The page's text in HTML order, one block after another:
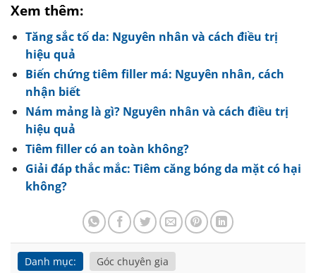
Xem thêm:
Tăng sắc tố da: Nguyên nhân và cách điều trị
hiệu quả
Biến chứng tiêm filler má: Nguyên nhân, cách
nhận biết
Nám mảng là gì? Nguyên nhân và cách điều trị
hiệu quả
Tiêm filler có an toàn không?
Giải đáp thắc mắc: Tiêm căng bóng da mặt có hại
không?
Danh mục: Góc chuyên gia